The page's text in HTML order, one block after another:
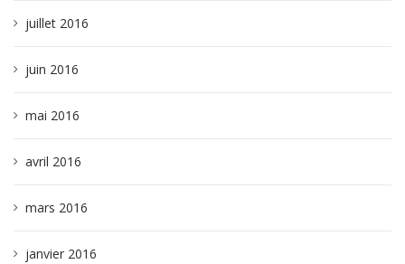
juillet 2016
juin 2016
mai 2016
avril 2016
mars 2016
janvier 2016